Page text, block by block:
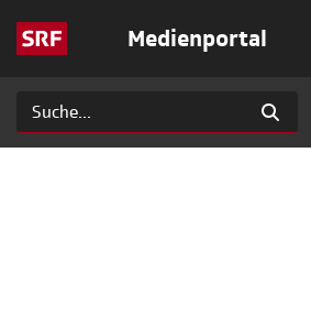
Medienportal